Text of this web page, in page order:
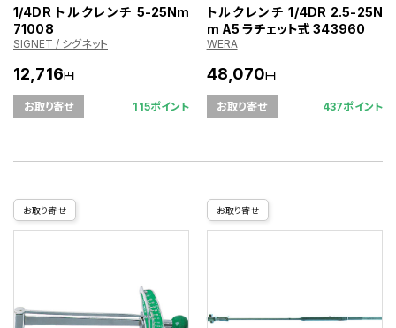
1/4DR トルクレンチ 5-25Nm
71008
SIGNET / シグネット
12,716円
お取り寄せ 115ポイント
トルクレンチ 1/4DR 2.5-25N
m A5 ラチェット式 343960
WERA
48,070円
お取り寄せ 437ポイント
お取り寄せ お取り寄せ